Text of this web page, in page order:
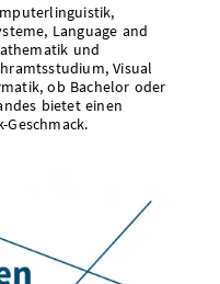
Language and
und
Visual
ob Bachelor oder
bietet einen